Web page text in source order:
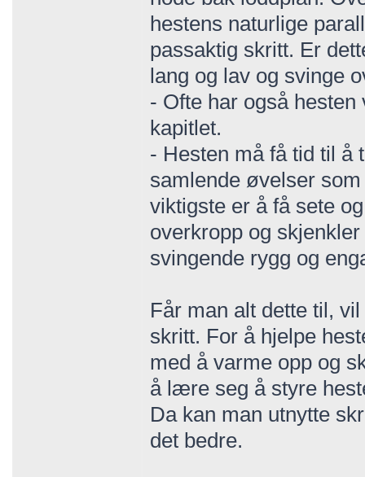
hestens naturlige
passaktig skritt. Er
lang og lav og svinge
- Ofte har også
kapitlet.
- Hesten må få tid til å
samlende øvelser
viktigste er å få sete
overkropp og
svingende rygg og
Får man alt dette til,
skritt. For å hjelpe
med å varme opp og
å lære seg å styre
Da kan man utnytte
det bedre.